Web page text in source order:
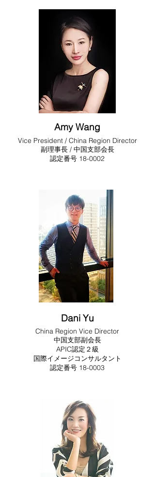
Amy Wang
Vice President / China Region Director
副理事長 / 中国支部会長
​​認定番号 18-0002
Dani Yu
China Region Vice Director
中国支部副会長
APIC認定２級
国際イメージコンサルタント
​​認定番号 18-0003